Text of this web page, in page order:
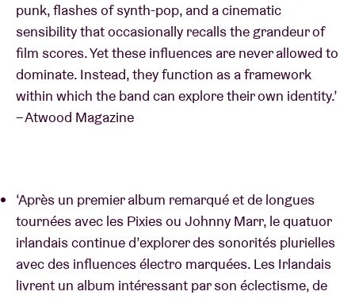
punk, flashes of synth-pop, and a cinematic
sensibility that occasionally recalls the grandeur of
film scores. Yet these influences are never allowed to
dominate. Instead, they function as a framework
within which the band can explore their own identity.’
– Atwood Magazine
‘Après un premier album remarqué et de longues
tournées avec les Pixies ou Johnny Marr, le quatuor
irlandais continue d’explorer des sonorités plurielles
avec des influences électro marquées. Les Irlandais
livrent un album intéressant par son éclectisme, de